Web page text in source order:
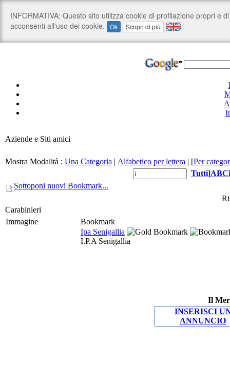
Aziende e Siti amici
Mostra Modalità : Una Categoria | Alfabetico per lettera | [Per
Tutti]ABC
Sottoponi nuovi Bookmark...
Carabinieri
Immagine
Bookmark
Ipa Senigallia
I.P.A Senigallia
Il
INSERISCI
ANNUNCIO